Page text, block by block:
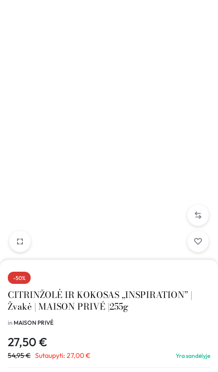
-50%
CITRINŽOLĖ IR KOKOSAS „INSPIRATION” |
Žvakė | MAISON PRIVÉ |255g
in MAISON PRIVÉ
27,50 €
54,95€ Sutaupyti: 27,00€ Yra sandėlyje